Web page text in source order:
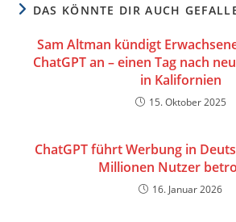
DAS KÖNNTE DIR AUCH
Sam Altman kündigt
ChatGPT an – einen Tag nach
in Kalifornien
15. Oktober 2025
ChatGPT führt Werbung in
Millionen Nutzer
16. Januar 2026